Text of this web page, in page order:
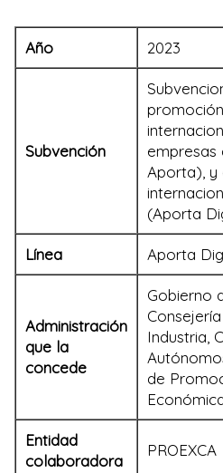
Año 2023
Subvención
empresas
Aporta), y
(Aporta
Línea Aporta
Administración
que la
concede
Gobierno
Industria,
de
Entidad
colaboradora
PROEXCA